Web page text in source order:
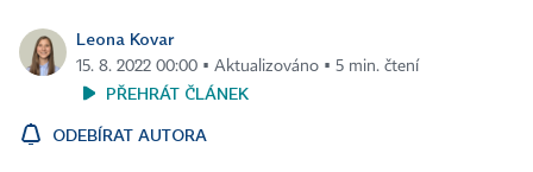
Leona Kovar
15. 8. 2022 00:00 ▪ Aktualizováno ▪ 5 min. čtení
PŘEHRÁT ČLÁNEK
ODEBÍRAT AUTORA